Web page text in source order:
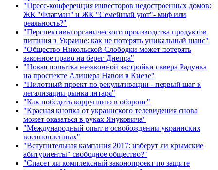
"Пресс-конференция инвесторов недостроенных домов:
ЖК "Флагман" и ЖК "Семейный уют"- миф или
реальность?"
"Перспективы органического производства продуктов
питания в Украине: как не потерять уникальный шанс"
"Общество Никольской Слободки может потерять
законное право на берег Днепра"
"Новая попытка незаконной застройки сквера Радунка
на проспекте Алишера Навои в Киеве"
"Пилотный проект по рекультивации - первый шаг к
легализации рынка янтаря"
"Как победить коррупцию в обороне"
"Красная кнопка от украинского телевидения снова
может оказаться в руках Януковича"
"Международный опыт в освобождении украинских
военнопленных"
"Вступительная кампания 2017: изберут ли крымские
абитуриенты" свободное общество?"
"Спасет ли комплексный законопроект по защите